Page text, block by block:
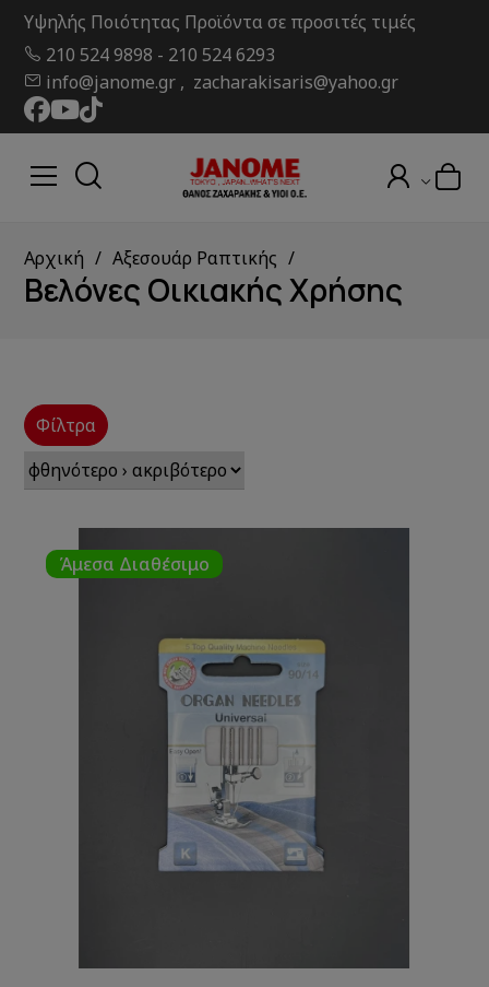
Υψηλής Ποιότητας Προϊόντα σε προσιτές τιμές
210 524 9898 - 210 524 6293
info@janome.gr , zacharakisaris@yahoo.gr
Αρχική Αξεσουάρ Ραπτικής
Βελόνες Οικιακής Χρήσης
Φίλτρα
Άμεσα Διαθέσιμο